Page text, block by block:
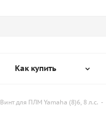
Как купить
Винт для ПЛМ Yamaha (8)6, 8 л.с. -